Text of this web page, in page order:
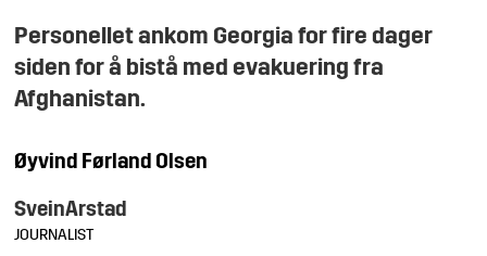
Personellet ankom Georgia for fire dager
siden for å bistå med evakuering fra
Afghanistan.
Øyvind Førland Olsen
SveinArstad
JOURNALIST